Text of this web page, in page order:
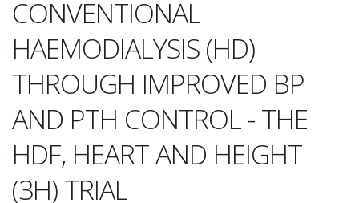
CONVENTIONAL
HAEMODIALYSIS (HD)
THROUGH IMPROVED BP
AND PTH CONTROL - THE
HDF, HEART AND HEIGHT
(3H) TRIAL